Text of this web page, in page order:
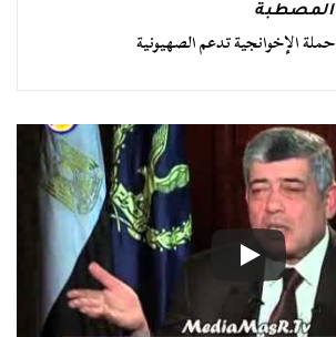
المصطبة
حملة الإخوانجية تدعم الصهيونية